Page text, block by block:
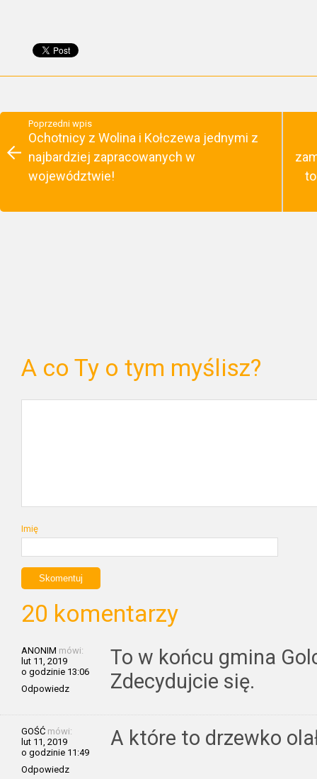
Poprzedni wpis
Ochotnicy z Wolina i Kołczewa jednymi z
najbardziej zapracowanych w
województwie!
A co Ty o tym myślisz?
Imię
20 komentarzy
ANONIM mówi:
lut 11, 2019
o godzinie 13:06
Odpowiedz
To w końcu gmina
Zdecydujcie się.
GOŚĆ mówi:
lut 11, 2019
o godzinie 11:49
Odpowiedz
A które to drzewko